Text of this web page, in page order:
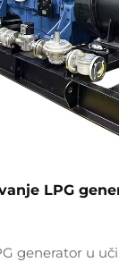
LPG
generator u